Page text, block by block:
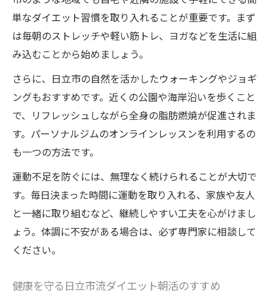
単なダイエット習慣を取り入れることが重要です。まず
は毎朝のストレッチや軽い筋トレ、ヨガなどを生活に組
み込むことから始めましょう。
さらに、日立市の自然を活かしたウォーキングやジョギ
ングもおすすめです。近くの公園や海岸沿いを歩くこと
で、リフレッシュしながら全身の脂肪燃焼が促進されま
す。パーソナルジムのオンラインレッスンを利用するの
も一つの方法です。
運動不足を防ぐには、無理なく続けられることが大切で
す。毎日決まった時間に運動を取り入れる、家族や友人
と一緒に取り組むなど、継続しやすい工夫を心がけまし
ょう。体調に不安がある場合は、必ず専門家に相談して
ください。
健康を守る日立市流ダイエット朝活のすすめ